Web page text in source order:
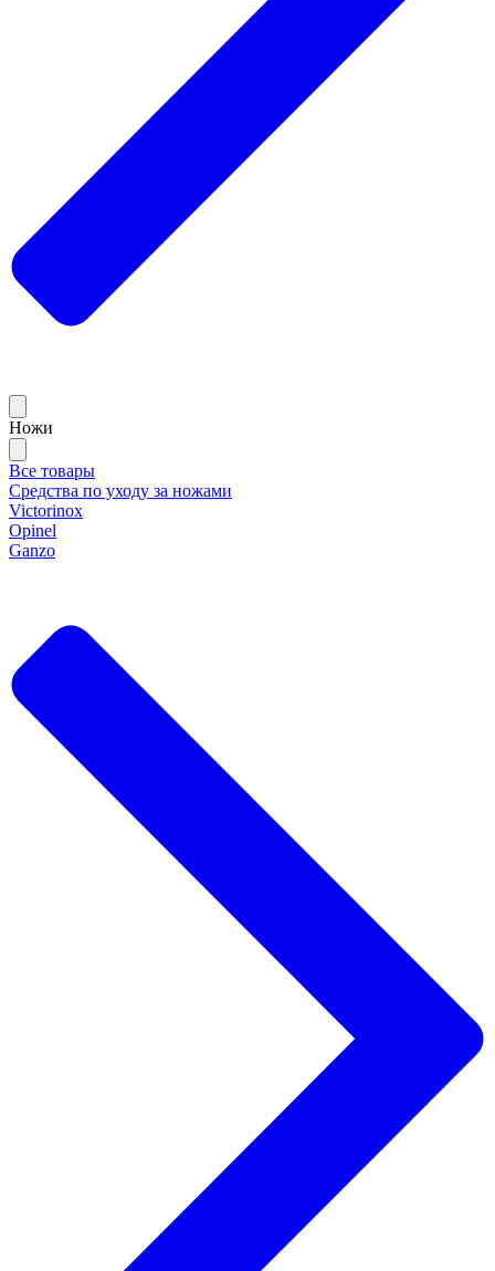
Ножи
Все товары
Средства по уходу за ножами
Victorinox
Opinel
Ganzo